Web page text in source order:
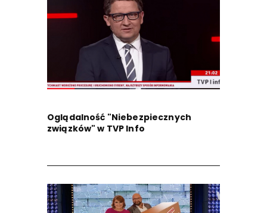
Oglądalność "Niebezpiecznych
związków" w TVP Info